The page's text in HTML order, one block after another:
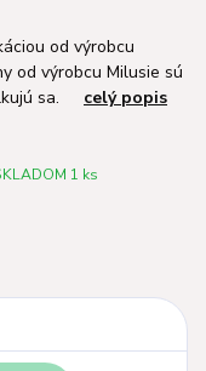
od výrobcu
od výrobcu Milusie sú
sa. celý popis
1 ks